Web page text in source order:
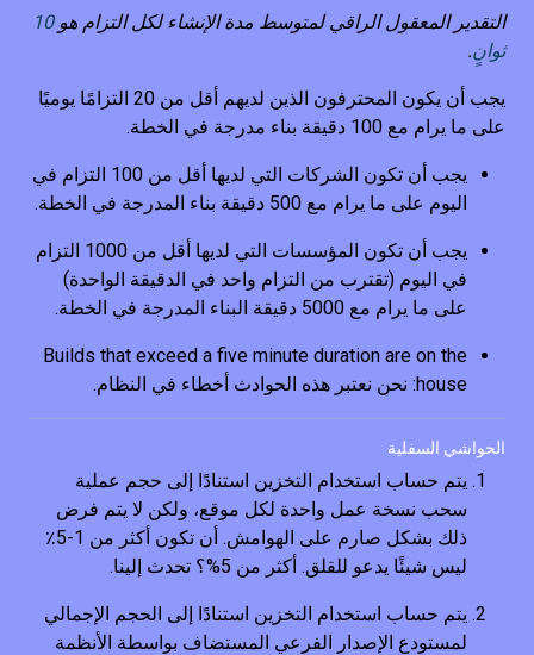
التقدير المعقول الراقي لمتوسط مدة الإنشاء لكل التزام هو10
ثوانٍ.
يجب أن يكون المحترفون الذين لديهم أقل من 20 التزامًا يوميًا
على ما يرام مع 100 دقيقة بناء مدرجة في الخطة.
يجب أن تكون الشركات التي لديها أقل من 100 التزام في
اليوم على ما يرام مع 500 دقيقة بناء المدرجة في الخطة.
يجب أن تكون المؤسسات التي لديها أقل من 1000 التزام
في اليوم (تقترب من التزام واحد في الدقيقة الواحدة)
على ما يرام مع 5000 دقيقة البناء المدرجة في الخطة.
Builds that exceed a five minute duration are on the
house: نحن نعتبر هذه الحوادث أخطاء في النظام.
الحواشي السفلية
يتم حساب استخدام التخزين استنادًا إلى حجم عملية
سحب نسخة عمل واحدة لكل موقع، ولكن لا يتم فرض
ذلك بشكل صارم على الهوامش. أن تكون أكثر من 1-5٪
ليس شيئًا يدعو للقلق. أكثر من 5%؟ تحدث إلينا.
يتم حساب استخدام التخزين استنادًا إلى الحجم الإجمالي
لمستودع الإصدار الفرعي المستضاف بواسطة الأنظمة